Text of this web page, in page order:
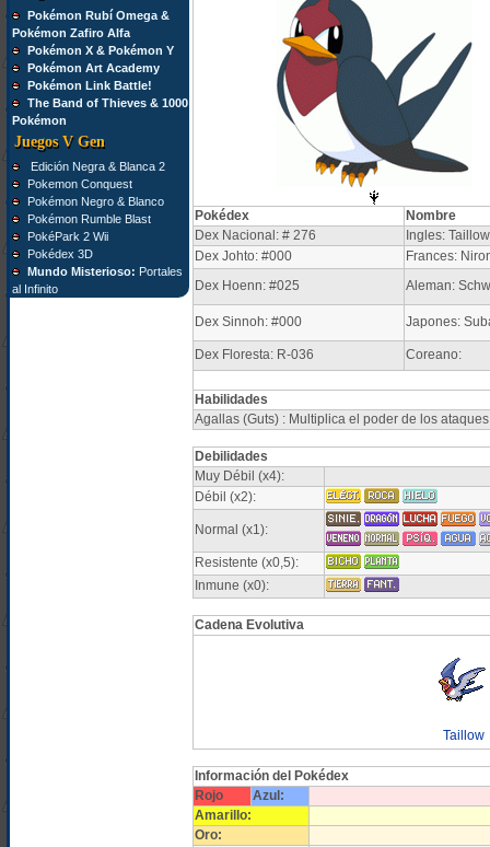
Pokémon Rubí Omega &
Pokémon Zafiro Alfa
Pokémon X & Pokémon Y
Pokémon Art Academy
Pokémon Link Battle!
The Band of Thieves & 1000
Pokémon
Juegos V Gen
Edición Negra & Blanca 2
Pokemon Conquest
Pokémon Negro & Blanco
Pokémon Rumble Blast
PokéPark 2 Wii
Pokédex 3D
Mundo Misterioso: Portales
al Infinito
Pokédex
Nombre
Dex Nacional: # 276
Ingles: Taillow
Dex Johto: #000
Frances:
Dex Hoenn: #025
Aleman:
Dex Sinnoh: #000 Japones:
Dex Floresta: R-036 Coreano:
Habilidades
Agallas (Guts) : Multiplica el poder de los
Debilidades
Muy Débil (x4):
Débil (x2):
Normal (x1):
Resistente (x0,5):
Inmune (x0):
Cadena Evolutiva
Taillow
Información del Pokédex
Rojo
Azul:
Amarillo:
Oro: